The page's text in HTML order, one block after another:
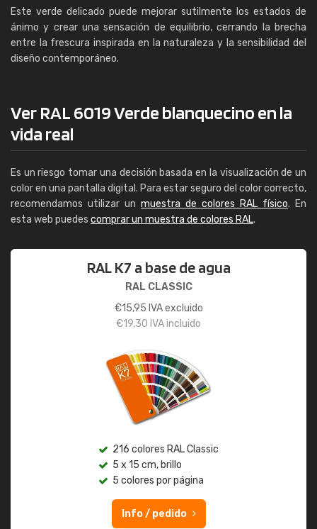
Este verde delicado puede mejorar sutilmente los estados de
ánimo y crear una sensación de equilibrio, cerrando la brecha
entre la frescura inspirada en la naturaleza y la sensibilidad del
diseño contemporáneo.
Ver RAL 6019 Verde blanquecino en la
vida real
Es un riesgo tomar una decisión basada en la visualización de un
color en una pantalla digital. Para estar seguro del color correcto,
recomendamos utilizar un muestra de colores RAL físico. En
esta web puedes comprar un muestra de colores RAL.
RAL K7 a base de agua
RAL CLASSIC
€15,95 IVA excluido
€19,30 IVA incluido
216 colores RAL Classic
5 x 15 cm, brillo
5 colores por página
Info / pedido